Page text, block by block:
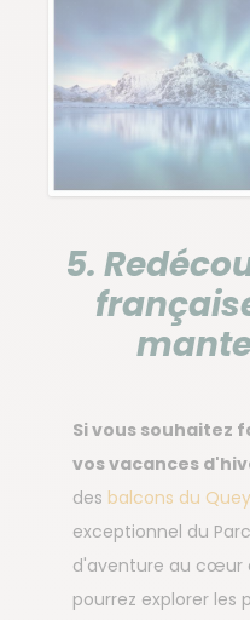
5.
Si vous souhaitez
vos vacances
des balcons du
exceptionnel du
d'aventure au cœur
pourrez explorer les